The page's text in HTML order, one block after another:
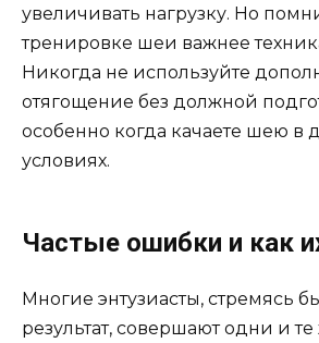
увеличивать нагрузку. Но
тренировке шеи важнее
Никогда не используйте
отягощение без должной
особенно когда качаете шею в
условиях.
Частые ошибки и как
Многие энтузиасты, стремясь
результат, совершают одни и